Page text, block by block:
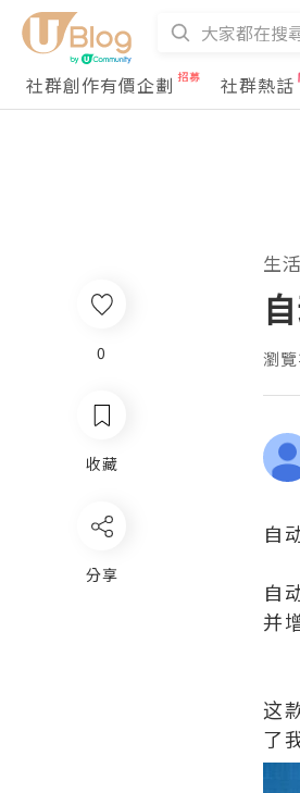
社群創作有價企劃 社群熱話
生活
瀏
自
自
并
这
了
0
收藏
分享